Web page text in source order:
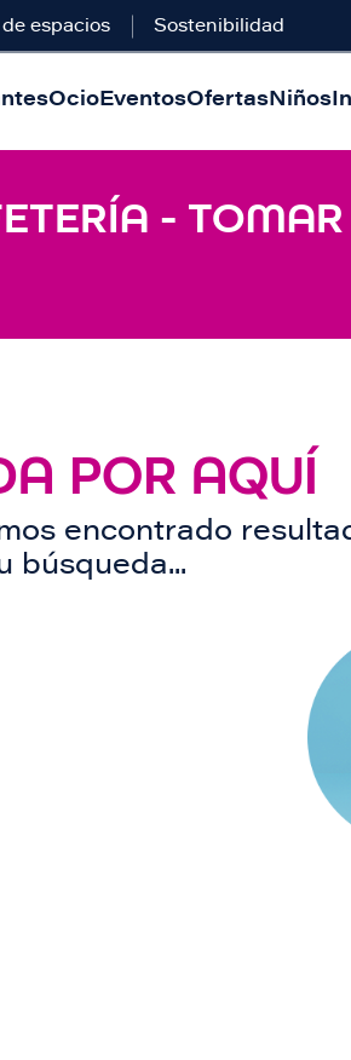
espacios Sostenibilidad
OcioEventosOfertasNiños
-
POR AQUÍ
encontrado
búsqueda...